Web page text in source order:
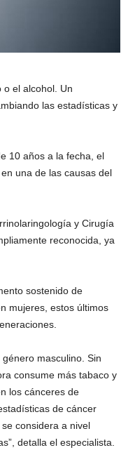
o el alcohol. Un
las estadísticas y
10 años a la fecha, el
una de las causas del
y Cirugía
reconocida, ya
sostenido de
mujeres, estos últimos
masculino. Sin
consume más tabaco y
los cánceres de
de cáncer
considera a nivel
detalla el especialista.